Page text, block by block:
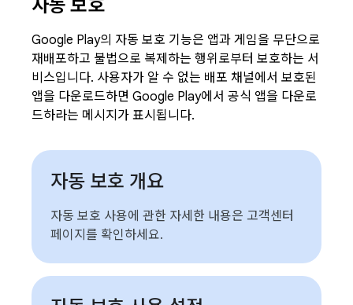
자동 보호
Google Play의 자동 보호 기능은 앱과 게임을 무단으로
재배포하고 불법으로 복제하는 행위로부터 보호하는 서
비스입니다. 사용자가 알 수 없는 배포 채널에서 보호된
앱을 다운로드하면 Google Play에서 공식 앱을 다운로
드하라는 메시지가 표시됩니다.
자동 보호 개요
자동 보호 사용에 관한 자세한 내용은 고객센터
페이지를 확인하세요.